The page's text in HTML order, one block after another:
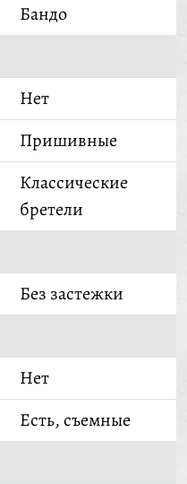
Бандо
Нет
Пришивные
Классические
бретели
Без застежки
Нет
Есть, съемные